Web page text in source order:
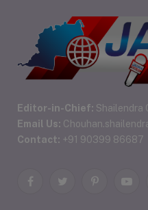
Editor-in-Chief: Shailendra
Email Us:
Contact: +91 90399 86687
FacebookTwitterPinterest